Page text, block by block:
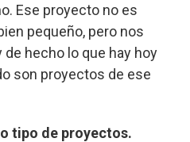
Ese proyecto no es
pequeño, pero nos
hecho lo que hay hoy
son proyectos de ese
tipo de proyectos.